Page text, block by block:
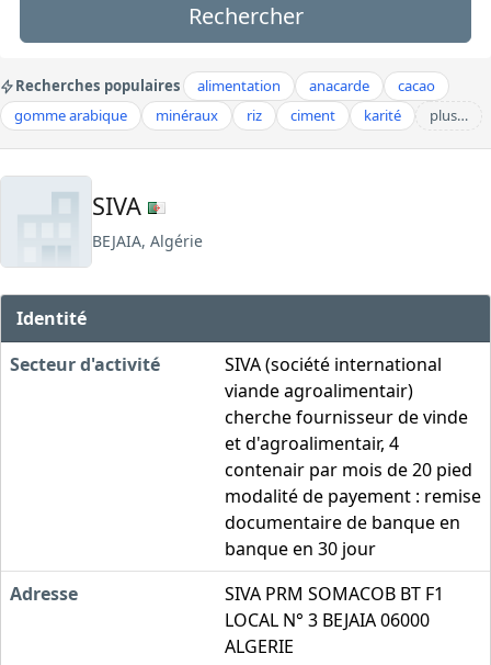
Rechercher
Recherches populaires alimentation anacarde
cacao
gomme arabique
minéraux riz ciment karité plus…
SIVA
BEJAIA, Algérie
Identité
Secteur d'activité
SIVA (société international
viande agroalimentair)
cherche fournisseur de vinde
et d'agroalimentair, 4
contenair par mois de 20 pied
modalité de payement : remise
documentaire de banque en
banque en 30 jour
Adresse
SIVA PRM SOMACOB BT F1
LOCAL N° 3 BEJAIA 06000
ALGERIE